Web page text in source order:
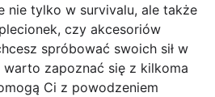
nie tylko w survivalu, ale także
czy akcesoriów
spróbować swoich sił w
zapoznać się z kilkoma
Ci z powodzeniem